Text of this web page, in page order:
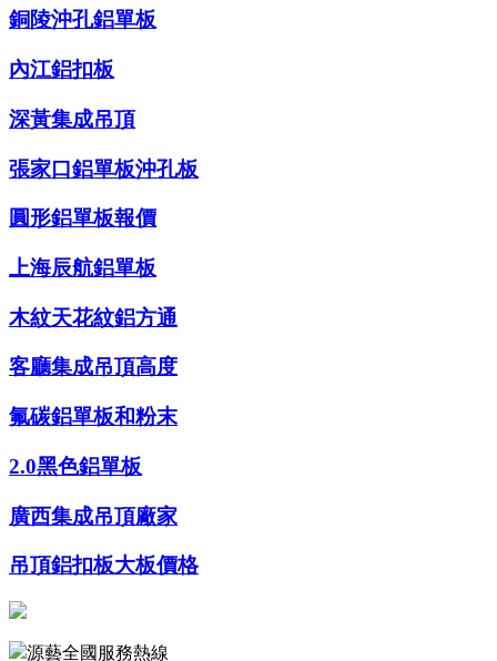
銅陵沖孔鋁單板
內江鋁扣板
深黃集成吊頂
張家口鋁單板沖孔板
圓形鋁單板報價
上海辰航鋁單板
木紋天花紋鋁方通
客廳集成吊頂高度
氟碳鋁單板和粉末
2.0黑色鋁單板
廣西集成吊頂廠家
吊頂鋁扣板大板價格
源藝全國服務熱線